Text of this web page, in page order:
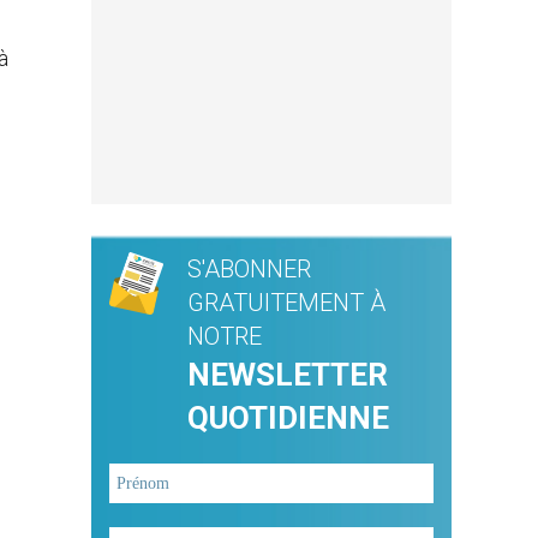
S'ABONNER
GRATUITEMENT À
NOTRE
NEWSLETTER
QUOTIDIENNE